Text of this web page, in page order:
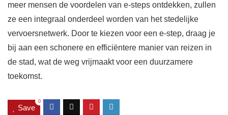
meer mensen de voordelen van e-steps ontdekken, zullen
ze een integraal onderdeel worden van het stedelijke
vervoersnetwerk. Door te kiezen voor een e-step, draag je
bij aan een schonere en efficiëntere manier van reizen in
de stad, wat de weg vrijmaakt voor een duurzamere
toekomst.
Save
0